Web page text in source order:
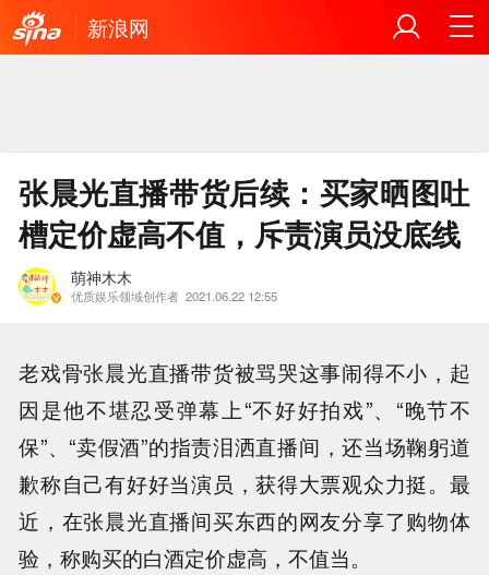
新浪网
张晨光直播带货后续：买家晒图吐
槽定价虚高不值，斥责演员没底线
萌神木木
优质娱乐领域创作者 2021.06.22 12:55
老戏骨张晨光直播带货被骂哭这事闹得不小，起
因是他不堪忍受弹幕上“不好好拍戏”、“晚节不
保”、“卖假酒”的指责泪洒直播间，还当场鞠躬道
歉称自己有好好当演员，获得大票观众力挺。最
近，在张晨光直播间买东西的网友分享了购物体
验，称购买的白酒定价虚高，不值当。